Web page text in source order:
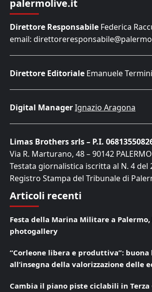
palermolive.it
Direttore Responsabile Federica
email:
Direttore Editoriale Emanuele Termini
Digital ManagerIgnazio Aragona
Limas Brothers srls – P.I.
Via R. Marturano, 48 – 90142 PALERMO
Testata giornalistica iscritta al N. 4 del
Registro Stampa del Tribunale di
Articoli recenti
Festa della Marina Militare a Palermo,
photogallery
“Corleone libera e produttiva”: buona
all’insegna della valorizzazione delle
Cambia il piano piste ciclabili in Terza